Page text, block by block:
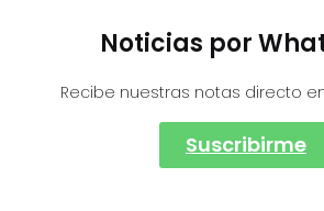
Noticias por
Recibe nuestras notas directo
Suscribirme